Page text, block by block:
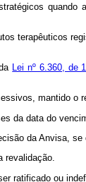
terapêuticos
Lei nº 6.360, de
mantido o
da data do
da Anvisa,
revalidação.
ratificado ou